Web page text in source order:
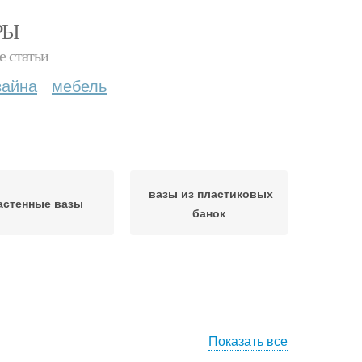
статьи
мебель
вазы
вазы из пластиковых
банок
Показать все